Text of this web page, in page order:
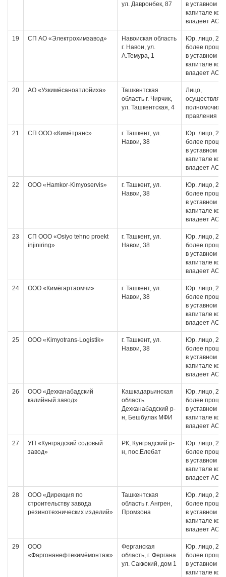
ул. Давронбек, 87
в уставном
капитале
владеет АО
19 СП АО «Электрохимзавод»
Навоиская область
г. Навои, ул.
А.Темура, 1
Юр. лицо, 20
более
в уставном
капитале
владеет АО
20 АО «Узкимёсаноатлойиха»
Ташкентская
область г. Чирчик,
ул. Ташкентская, 4
Лицо,
полномочия
правления
21 СП ООО «Кимётранс»
г. Ташкент, ул.
Навои, 38
Юр. лицо, 20
более
в уставном
капитале
владеет АО
22 ООО «Hamkor-Kimyoservis»
г. Ташкент, ул.
Навои, 38
Юр. лицо, 20
более
в уставном
капитале
владеет АО
23
СП ООО «Osiyo tehno proekt
injiniring»
г. Ташкент, ул.
Навои, 38
Юр. лицо, 20
более
в уставном
капитале
владеет АО
24 ООО «Кимёгартаомчи»
г. Ташкент, ул.
Навои, 38
Юр. лицо, 20
более
в уставном
капитале
владеет АО
25 ООО «Kimyotrans-Logistik»
г. Ташкент, ул.
Навои, 38
Юр. лицо, 20
более
в уставном
капитале
владеет АО
26
ООО «Дехканабадский
калийный завод»
Кашкадарьинская
область
Дехканабадский р-
н, Бешбулак МФИ
Юр. лицо, 20
более
в уставном
капитале
владеет АО
27
УП «Кунградский содовый
завод»
РК, Кунградский р-
н, пос.Елебат
Юр. лицо, 20
более
в уставном
капитале
владеет АО
28
ООО «Дирекция по
строительству завода
резинотехнических изделий»
Ташкентская
область г. Ангрен,
Промзона
Юр. лицо, 20
более
в уставном
капитале
владеет АО
29
ООО
«Фаргонанефтекимёмонтаж»
Ферганская
область, г. Фергана
ул. Саккокий, дом 1
Юр. лицо, 20
более
в уставном
капитале